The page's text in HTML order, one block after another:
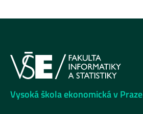
Vysoká škola ekonomická v Praze